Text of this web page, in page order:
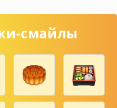
смайлы